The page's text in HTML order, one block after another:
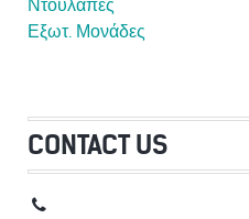
Ντουλάπες
Εξωτ. Μονάδες
CONTACT US